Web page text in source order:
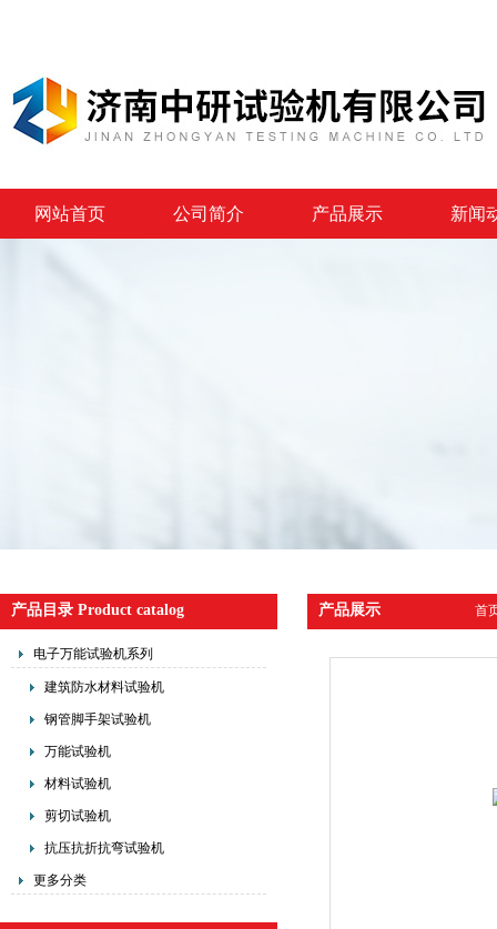
网站首页 公司简介 产品展示 新闻
产品目录 Product catalog
电子万能试验机系列
建筑防水材料试验机
钢管脚手架试验机
万能试验机
材料试验机
剪切试验机
抗压抗折抗弯试验机
更多分类
产品展示 首